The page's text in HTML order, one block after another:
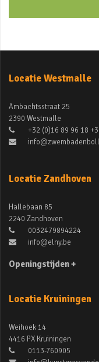
Locatie Westmalle
Ambachtsstraat 25
2390 Westmalle
+32 (0)16 89 96 18
Locatie Zandhoven
Hallebaan 85
2240 Zandhoven
0032479894224
info@elny.be
Openingstijden +
Locatie Kruiningen
Weihoek 14
4416 PX Kruiningen
0113-760905